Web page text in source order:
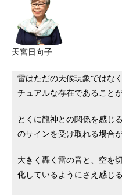
天宮日向子
雷はただの天候現象ではな
チュアルな存在であること
とくに龍神との関係を感じ
のサインを受け取れる場合
大きく轟く雷の音と、空を
化しているようにさえ感じ